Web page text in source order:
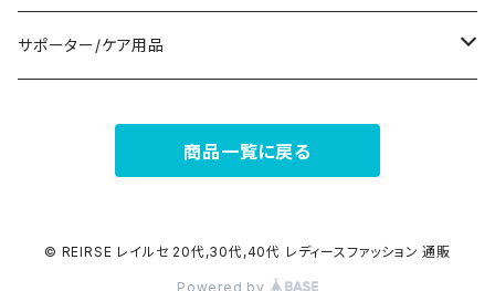
その他
その他
7分/長袖
ペチコート/ペチパンツ
その他
ショルダーバッグ
カジュアルバッグ
バックパック
アクセサリーケース
ブーツ
その他
セット販売
タイツ
サポーター/ケア用品
商品一覧に戻る
© REIRSE レイルセ 20代,30代,40代 レディースファッション 通販
Powered by